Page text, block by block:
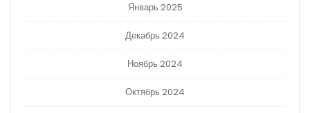
Январь 2025
Декабрь 2024
Ноябрь 2024
Октябрь 2024